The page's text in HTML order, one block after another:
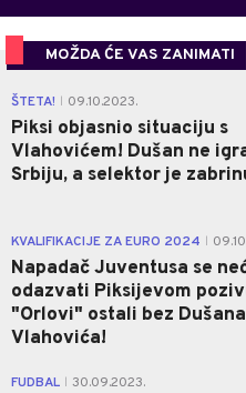
MOŽDA ĆE VAS ZANIMATI
ŠTETA! 09.10.2023.
Piksi objasnio situaciju s
Vlahovićem! Dušan ne
Srbiju, a selektor je
KVALIFIKACIJE ZA EURO 2024
Napadač Juventusa se
odazvati Piksijevom
"Orlovi" ostali bez Dušana
Vlahovića!
FUDBAL 30.09.2023.